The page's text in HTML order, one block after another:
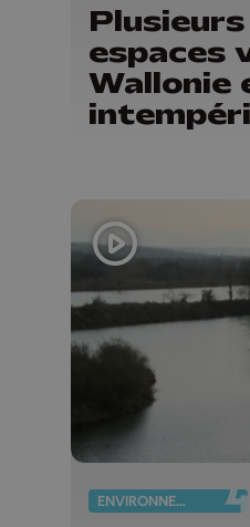
espaces
Wallonie
ENVIRONNEMENT